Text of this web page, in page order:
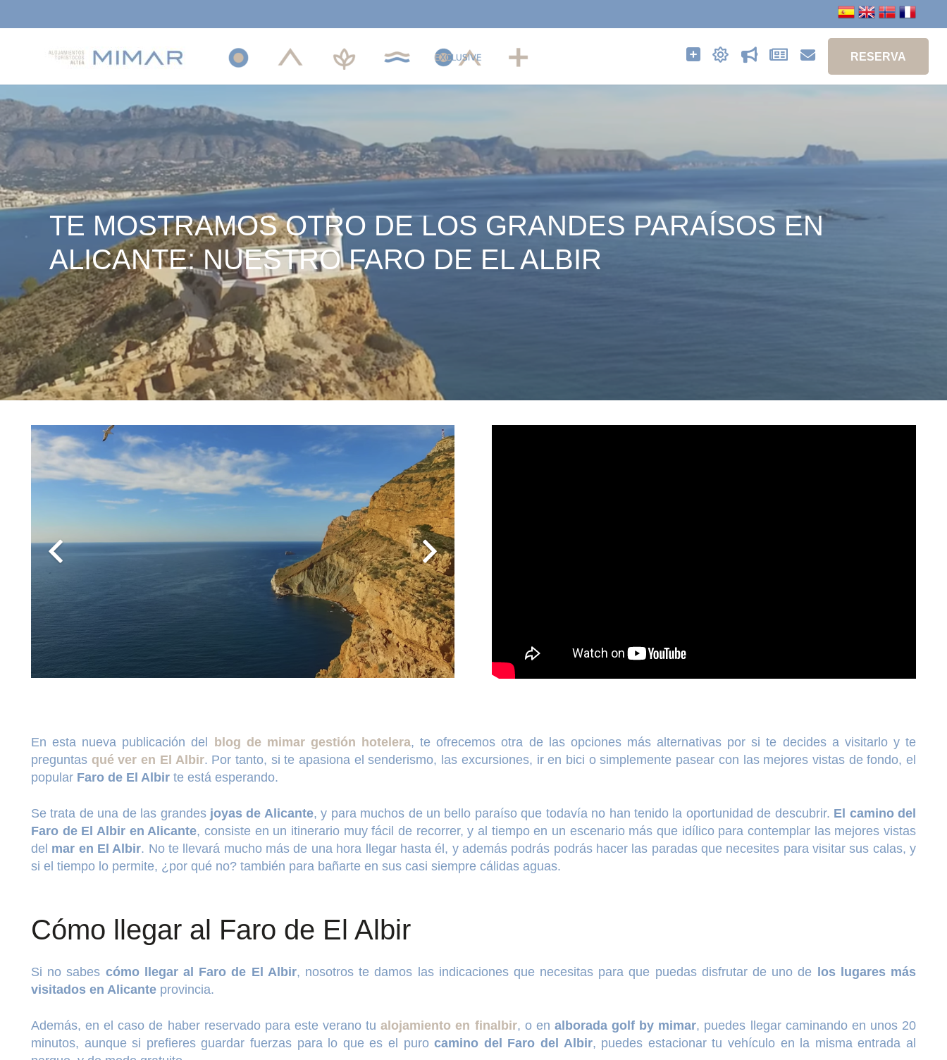
INICIO ALTEA ALTEA ALTEA ALTEA ALTEA
EXCLUSIVE
FINALBIR MÁSACTIVIDADES
PROMOCIONES
BLOGCONTACTO
RESERVA
TE MOSTRAMOS OTRO DE LOS GRANDES PARAÍSOS EN
ALICANTE: NUESTRO FARO DE EL ALBIR
En esta nueva publicación del blog de mimar gestión hotelera, te ofrecemos otra de las opciones más alternativas por si te decides a visitarlo y te
preguntas qué ver en El Albir. Por tanto, si te apasiona el senderismo, las excursiones, ir en bici o simplemente pasear con las mejores vistas de fondo, el
popular Faro de El Albir te está esperando.
Se trata de una de las grandes joyas de Alicante, y para muchos de un bello paraíso que todavía no han tenido la oportunidad de descubrir. El camino del
Faro de El Albir en Alicante, consiste en un itinerario muy fácil de recorrer, y al tiempo en un escenario más que idílico para contemplar las mejores vistas
del mar en El Albir. No te llevará mucho más de una hora llegar hasta él, y además podrás podrás hacer las paradas que necesites para visitar sus calas, y
si el tiempo lo permite, ¿por qué no? también para bañarte en sus casi siempre cálidas aguas.
Cómo llegar al Faro de El Albir
Si no sabes cómo llegar al Faro de El Albir, nosotros te damos las indicaciones que necesitas para que puedas disfrutar de uno de los lugares más
visitados en Alicante provincia.
Además, en el caso de haber reservado para este verano tualojamiento en finalbir, o en alborada golf by mimar, puedes llegar caminando en unos 20
minutos, aunque si prefieres guardar fuerzas para lo que es el purocamino del Faro del Albir, puedes estacionar tu vehículo en la misma entrada al